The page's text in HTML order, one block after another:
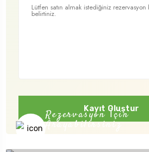
Kayıt Oluştur
Rezervasyon İçin
Arayabilirsiniz